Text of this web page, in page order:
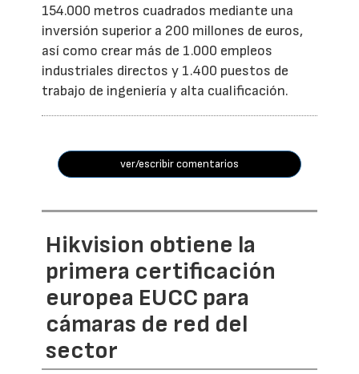
154.000 metros cuadrados mediante una
inversión superior a 200 millones de euros,
así como crear más de 1.000 empleos
industriales directos y 1.400 puestos de
trabajo de ingeniería y alta cualificación.
ver/escribir comentarios
Hikvision obtiene la
primera certificación
europea EUCC para
cámaras de red del
sector